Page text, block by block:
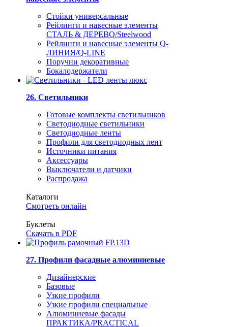
Стойки универсальные
Рейлинги и навесные элементы
СТАЛЬ & ДЕРЕВО/Steelwood
Рейлинги и навесные элементы Q-
ЛИНИЯ/Q-LINE
Поручни декоративные
Бокалодержатели
26. Светильники
Готовые комплекты светильников
Светодиодные светильники
Светодиодные ленты
Профили для светодиодных лент
Источники питания
Аксессуары
Выключатели и датчики
Распродажа
Каталоги
Смотреть онлайн
Буклеты
Скачать в PDF
27. Профили фасадные алюминиевые
Дизайнерские
Базовые
Узкие профили
Узкие профили специальные
Алюминиевые фасады
ПРАКТИКА/PRACTICAL